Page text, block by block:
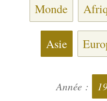
Monde
Asie
Année :